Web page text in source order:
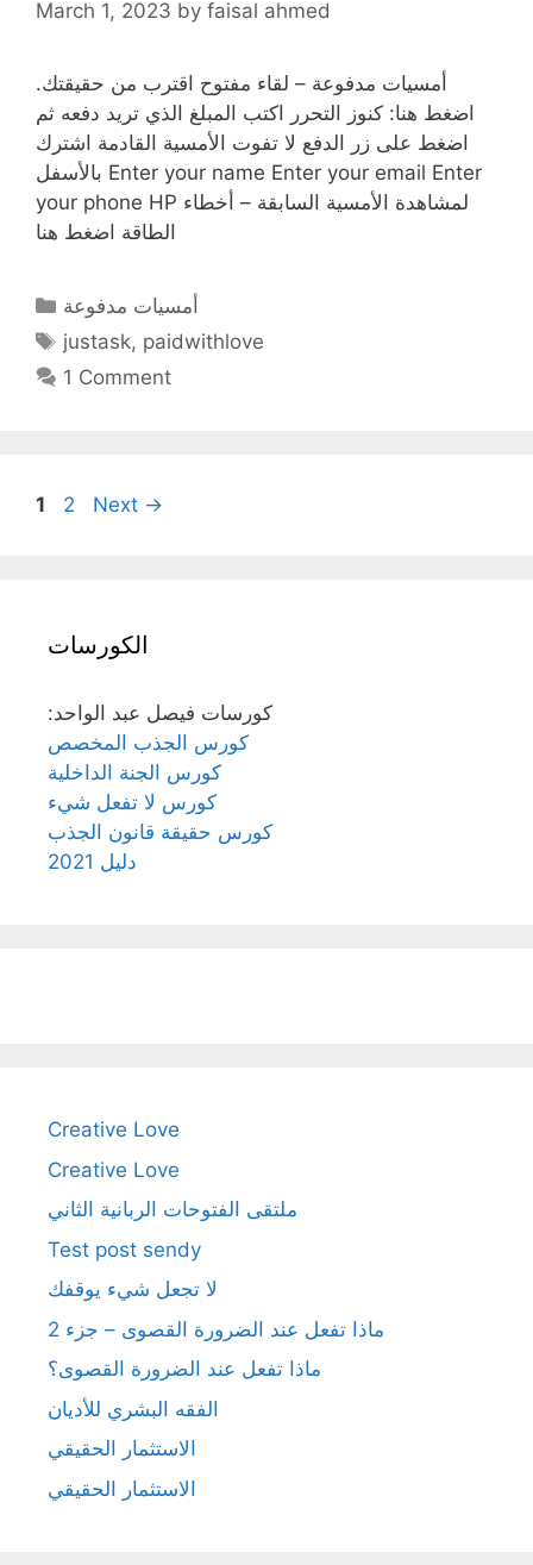
March 1, 2023 by faisal ahmed
أمسيات مدفوعة – لقاء مفتوح اقترب من حقيقتك.
اضغط هنا: كنوز التحرر اكتب المبلغ الذي تريد دفعه ثم
اضغط على زر الدفع لا تفوت الأمسية القادمة اشترك
بالأسفل Enter your name Enter your email Enter
your phone HP لمشاهدة الأمسية السابقة – أخطاء
الطاقة اضغط هنا
Categories
أمسيات مدفوعة
Tags
justask, paidwithlove
1 Comment
Page
1 Page
2 Next →
الكورسات
:كورسات فيصل عبد الواحد
كورس الجذب المخصص
كورس الجنة الداخلية
كورس لا تفعل شيء
كورس حقيقة قانون الجذب
دليل 2021
Creative Love
Creative Love
ملتقى الفتوحات الربانية الثاني
Test post sendy
لا تجعل شيء يوقفك
ماذا تفعل عند الضرورة القصوى – جزء 2
ماذا تفعل عند الضرورة القصوى؟
الفقه البشري للأديان
الاستثمار الحقيقي
الاستثمار الحقيقي